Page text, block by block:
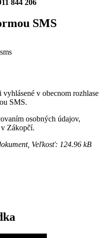
844 206
SMS
v obecnom rozhlase
SMS.
osobných údajov,
Zákopčí.
Veľkosť: 124.96 kB